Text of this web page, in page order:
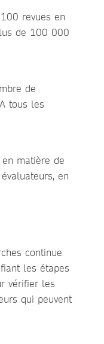
revues en
de 100 000
de
tous les
matière de
en
continue
les étapes
vérifier les
qui peuvent